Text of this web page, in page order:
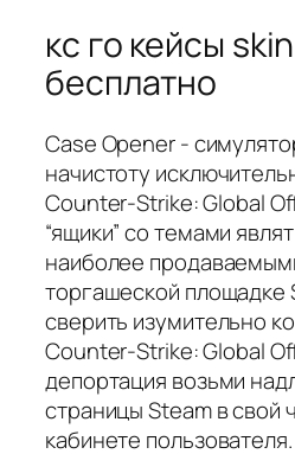
кс го кейсы
бесплатно
Case Opener -
начистоту
Counter-Strike: Global
“ящики” со темами
наиболее
торгашеской площадке
сверить изумительно
Counter-Strike: Global
депортация возьми
страницы Steam в свой
кабинете